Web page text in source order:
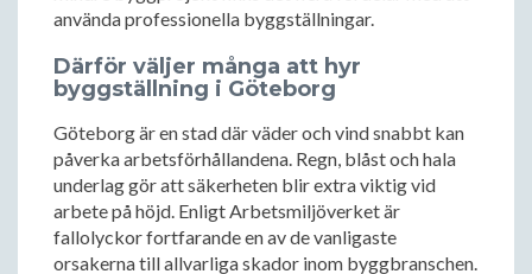
använda professionella byggställningar.
Därför väljer många att hyr
byggställning i Göteborg
Göteborg är en stad där väder och vind snabbt kan
påverka arbetsförhållandena. Regn, blåst och hala
underlag gör att säkerheten blir extra viktig vid
arbete på höjd. Enligt Arbetsmiljöverket är
fallolyckor fortfarande en av de vanligaste
orsakerna till allvarliga skador inom byggbranschen.